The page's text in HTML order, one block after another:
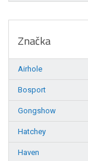
Značka
Airhole
Bosport
Gongshow
Hatchey
Haven